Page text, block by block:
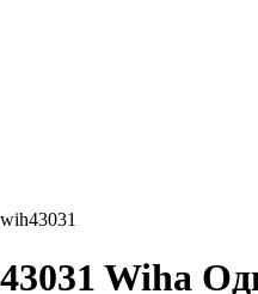
wih43031
43031 Wiha